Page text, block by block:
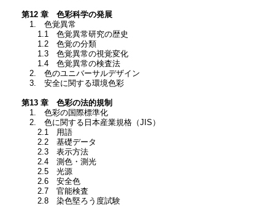
第12 章 色彩科学の発展
1. 色覚異常
1.1 色覚異常研究の歴史
1.2 色覚の分類
1.3 色覚異常の視覚変化
1.4 色覚異常の検査法
2. 色のユニバーサルデザイン
3. 安全に関する環境色彩
第13 章 色彩の法的規制
1. 色彩の国際標準化
2. 色に関する日本産業規格（JIS）
2.1 用語
2.2 基礎データ
2.3 表示方法
2.4 測色・測光
2.5 光源
2.6 安全色
2.7 官能検査
2.8 染色堅ろう度試験